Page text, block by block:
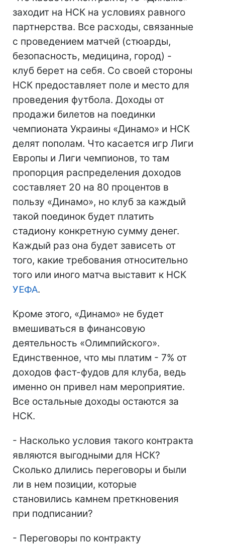
заходит на НСК на условиях равного
партнерства. Все расходы, связанные
с проведением матчей (стюарды,
безопасность, медицина, город) -
клуб берет на себя. Со своей стороны
НСК предоставляет поле и место для
проведения футбола. Доходы от
продажи билетов на поединки
чемпионата Украины «Динамо» и НСК
делят пополам. Что касается игр Лиги
Европы и Лиги чемпионов, то там
пропорция распределения доходов
составляет 20 на 80 процентов в
пользу «Динамо», но клуб за каждый
такой поединок будет платить
стадиону конкретную сумму денег.
Каждый раз она будет зависеть от
того, какие требования относительно
того или иного матча выставит к НСК
УЕФА.
Кроме этого, «Динамо» не будет
вмешиваться в финансовую
деятельность «Олимпийского».
Единственное, что мы платим - 7% от
доходов фаст-фудов для клуба, ведь
именно он привел нам мероприятие.
Все остальные доходы остаются за
НСК.
- Насколько условия такого контракта
являются выгодными для НСК?
Сколько длились переговоры и были
ли в нем позиции, которые
становились камнем преткновения
при подписании?
- Переговоры по контракту